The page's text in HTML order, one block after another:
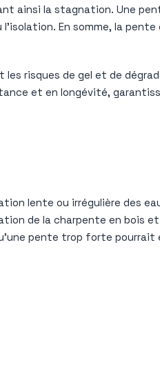
ainsi la stagnation. Une
En somme, la pente
risques de gel et de
et en longévité,
lente ou irrégulière des
de la charpente en bois
pente trop forte pourrait